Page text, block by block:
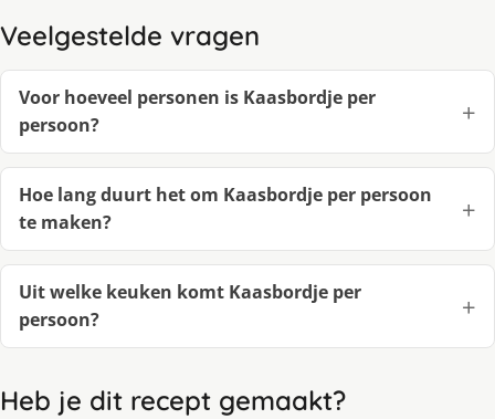
Veelgestelde vragen
Voor hoeveel personen is Kaasbordje per
persoon?
Hoe lang duurt het om Kaasbordje per persoon
te maken?
Uit welke keuken komt Kaasbordje per
persoon?
Heb je dit recept gemaakt?